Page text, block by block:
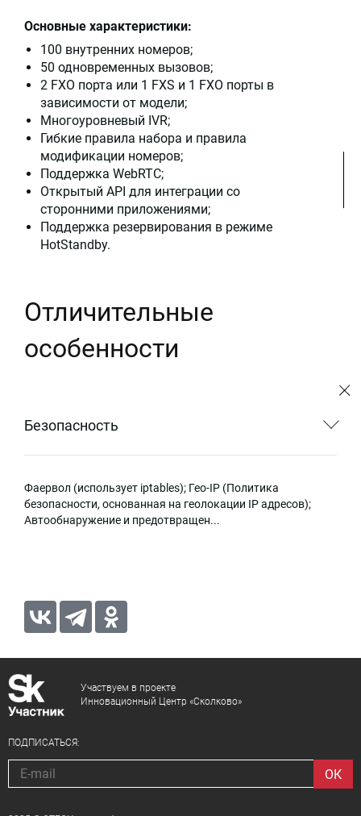
Основные характеристики:
100 внутренних номеров;
50 одновременных вызовов;
2 FXO порта или 1 FXS и 1 FXO порты в
зависимости от модели;
Многоуровневый IVR;
Гибкие правила набора и правила
модификации номеров;
Поддержка WebRTC;
Открытый API для интеграции со
сторонними приложениями;
Поддержка резервирования в режиме
HotStandby.
Отличительные
особенности
Безопасность
Фаервол (использует iptables); Гео-IP (Политика
безопасности, основанная на геолокации IP адресов);
Автообнаружение и предотвращен...
Участвуем в проекте
Инновационный Центр «Сколково»
ПОДПИСАТЬСЯ: